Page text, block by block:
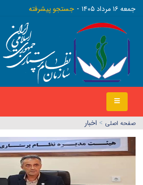
جمعه ١٦ مرداد ١٤٠٥ جستجو پیشرفته
صفحه اصلي > اخبار